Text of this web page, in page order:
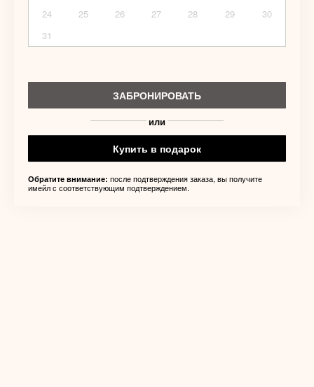
24
25 26 27 28 29
30
31
ЗАБРОНИРОВАТЬ
или
Купить в подарок
Обратите внимание: после подтверждения заказа, вы получите
имейл с соответствующим подтверждением.